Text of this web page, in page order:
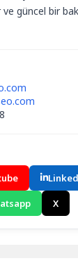
güncel bir
X